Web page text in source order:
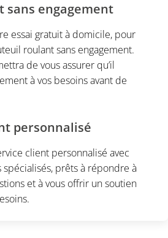
sans engagement
essai gratuit à domicile, pour
roulant sans engagement.
de vous assurer qu’il
à vos besoins avant de
personnalisé
client personnalisé avec
spécialisés, prêts à répondre à
et à vous offrir un soutien